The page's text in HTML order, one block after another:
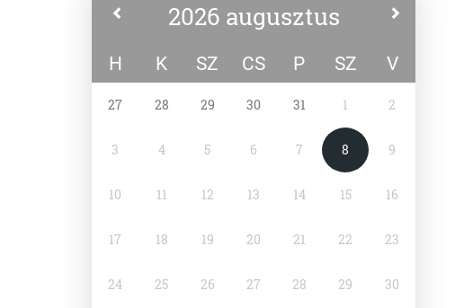
2026 augusztus
H K SZ CS P SZ V
27 28 29 30 31 1 2
3 4 5 6 7 8 9
10 11 12 13 14 15 16
17 18 19 20 21 22 23
24 25 26 27 28 29 30